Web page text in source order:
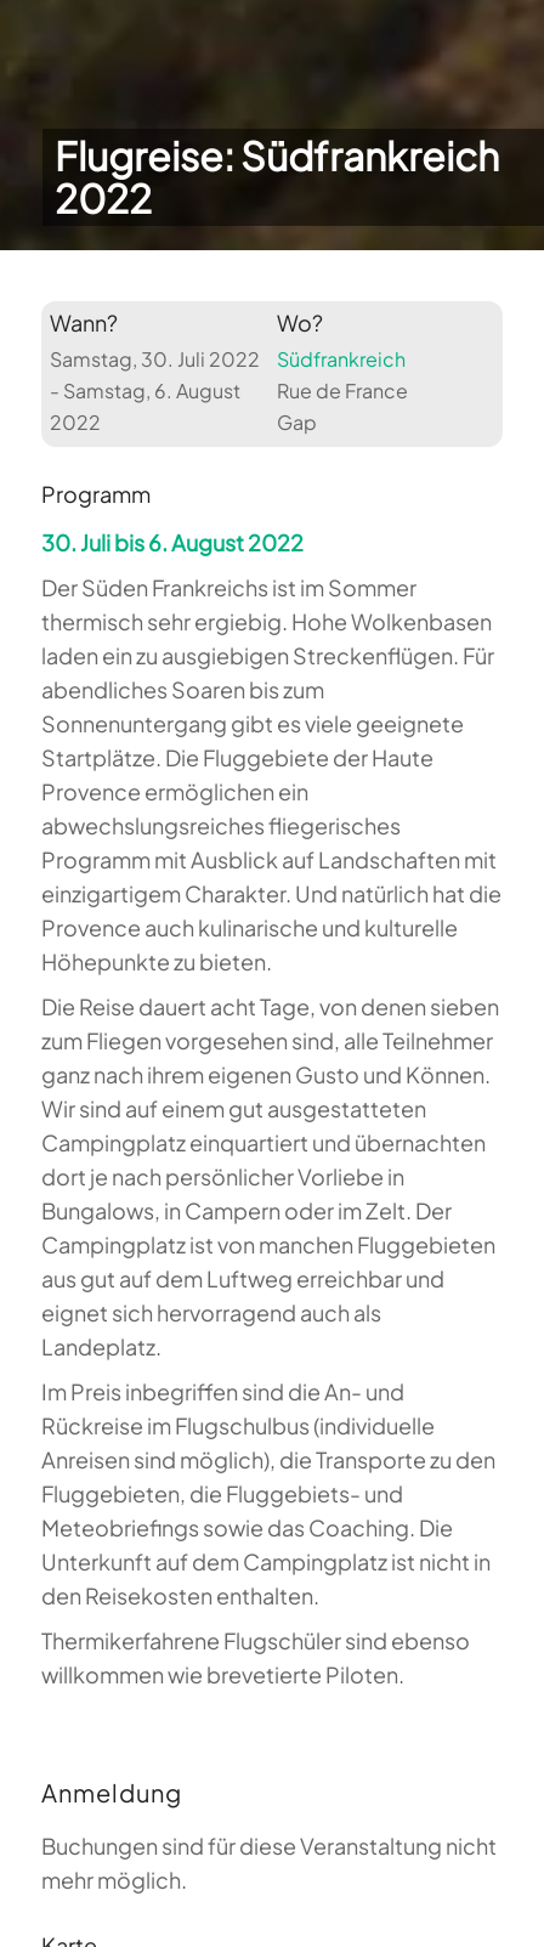
Flugreise: Südfrankreich
2022
Wann?
Samstag, 30. Juli 2022
- Samstag, 6. August
2022
Wo?
Südfrankreich
Rue de France
Gap
Programm
30. Juli bis 6. August 2022
Der Süden Frankreichs ist im Sommer
thermisch sehr ergiebig. Hohe Wolkenbasen
laden ein zu ausgiebigen Streckenflügen. Für
abendliches Soaren bis zum
Sonnenuntergang gibt es viele geeignete
Startplätze. Die Fluggebiete der Haute
Provence ermöglichen ein
abwechslungsreiches fliegerisches
Programm mit Ausblick auf Landschaften mit
einzigartigem Charakter. Und natürlich hat die
Provence auch kulinarische und kulturelle
Höhepunkte zu bieten.
Die Reise dauert acht Tage, von denen sieben
zum Fliegen vorgesehen sind, alle Teilnehmer
ganz nach ihrem eigenen Gusto und Können.
Wir sind auf einem gut ausgestatteten
Campingplatz einquartiert und übernachten
dort je nach persönlicher Vorliebe in
Bungalows, in Campern oder im Zelt. Der
Campingplatz ist von manchen Fluggebieten
aus gut auf dem Luftweg erreichbar und
eignet sich hervorragend auch als
Landeplatz.
Im Preis inbegriffen sind die An- und
Rückreise im Flugschulbus (individuelle
Anreisen sind möglich), die Transporte zu den
Fluggebieten, die Fluggebiets- und
Meteobriefings sowie das Coaching. Die
Unterkunft auf dem Campingplatz ist nicht in
den Reisekosten enthalten.
Thermikerfahrene Flugschüler sind ebenso
willkommen wie brevetierte Piloten.
Anmeldung
Buchungen sind für diese Veranstaltung nicht
mehr möglich.